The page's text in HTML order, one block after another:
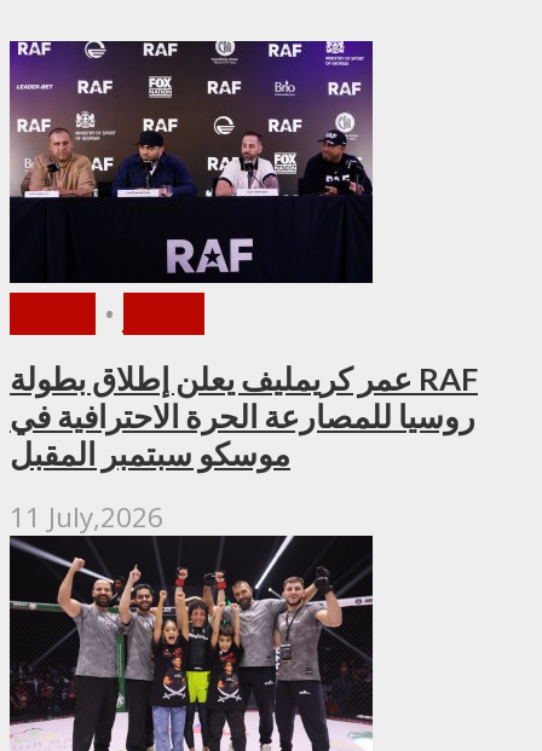
•
عمر كريمليف يعلن إطلاق بطولة RAF
روسيا للمصارعة الحرة الاحترافية في
موسكو سبتمبر المقبل
11 July,2026